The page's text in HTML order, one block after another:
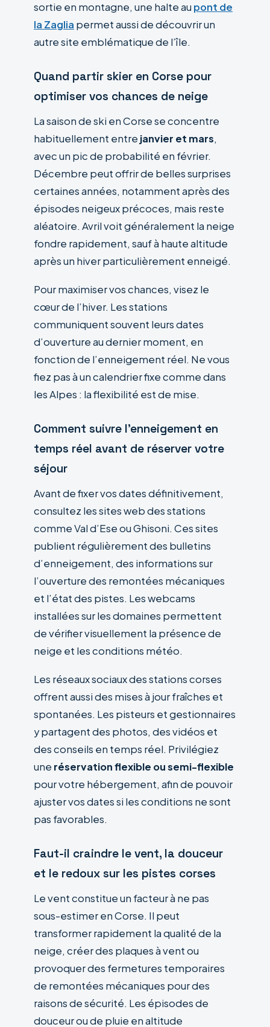
sortie en montagne, une halte au pont de
la Zaglia permet aussi de découvrir un
autre site emblématique de l’île.
Quand partir skier en Corse pour
optimiser vos chances de neige
La saison de ski en Corse se concentre
habituellement entre janvier et mars,
avec un pic de probabilité en février.
Décembre peut offrir de belles surprises
certaines années, notamment après des
épisodes neigeux précoces, mais reste
aléatoire. Avril voit généralement la neige
fondre rapidement, sauf à haute altitude
après un hiver particulièrement enneigé.
Pour maximiser vos chances, visez le
cœur de l’hiver. Les stations
communiquent souvent leurs dates
d’ouverture au dernier moment, en
fonction de l’enneigement réel. Ne vous
fiez pas à un calendrier fixe comme dans
les Alpes : la flexibilité est de mise.
Comment suivre l’enneigement en
temps réel avant de réserver votre
séjour
Avant de fixer vos dates définitivement,
consultez les sites web des stations
comme Val d’Ese ou Ghisoni. Ces sites
publient régulièrement des bulletins
d’enneigement, des informations sur
l’ouverture des remontées mécaniques
et l’état des pistes. Les webcams
installées sur les domaines permettent
de vérifier visuellement la présence de
neige et les conditions météo.
Les réseaux sociaux des stations corses
offrent aussi des mises à jour fraîches et
spontanées. Les pisteurs et gestionnaires
y partagent des photos, des vidéos et
des conseils en temps réel. Privilégiez
une réservation flexible ou semi-flexible
pour votre hébergement, afin de pouvoir
ajuster vos dates si les conditions ne sont
pas favorables.
Faut-il craindre le vent, la douceur
et le redoux sur les pistes corses
Le vent constitue un facteur à ne pas
sous-estimer en Corse. Il peut
transformer rapidement la qualité de la
neige, créer des plaques à vent ou
provoquer des fermetures temporaires
de remontées mécaniques pour des
raisons de sécurité. Les épisodes de
douceur ou de pluie en altitude